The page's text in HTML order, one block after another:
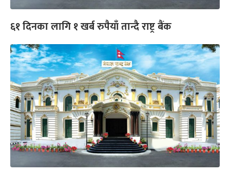
६१ दिनका लागि १ खर्ब रुपैयाँ तान्दै राष्ट्र बैंक